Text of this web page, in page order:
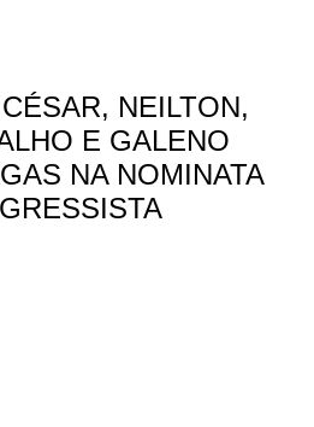
NEILTON,
E GALENO
NA NOMINATA